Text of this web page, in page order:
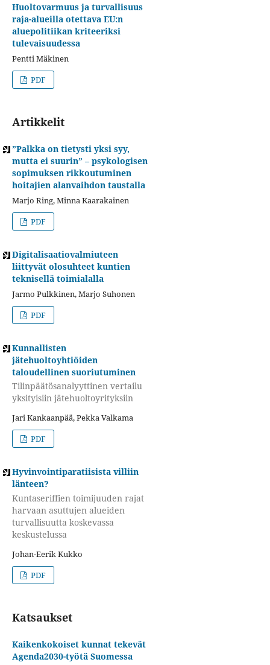
Huoltovarmuus ja turvallisuus
raja-alueilla otettava EU:n
aluepolitiikan kriteeriksi
tulevaisuudessa
Pentti Mäkinen
PDF
Artikkelit
”Palkka on tietysti yksi syy,
mutta ei suurin” – psykologisen
sopimuksen rikkoutuminen
hoitajien alanvaihdon taustalla
Marjo Ring, Minna Kaarakainen
PDF
Digitalisaatiovalmiuteen
liittyvät olosuhteet kuntien
teknisellä toimialalla
Jarmo Pulkkinen, Marjo Suhonen
PDF
Kunnallisten
jätehuoltoyhtiöiden
taloudellinen suoriutuminen
Tilinpäätösanalyyttinen vertailu
yksityisiin jätehuoltoyrityksiin
Jari Kankaanpää, Pekka Valkama
PDF
Hyvinvointiparatiisista villiin
länteen?
Kuntaseriffien toimijuuden rajat
harvaan asuttujen alueiden
turvallisuutta koskevassa
keskustelussa
Johan-Eerik Kukko
PDF
Katsaukset
Kaikenkokoiset kunnat tekevät
Agenda2030-työtä Suomessa